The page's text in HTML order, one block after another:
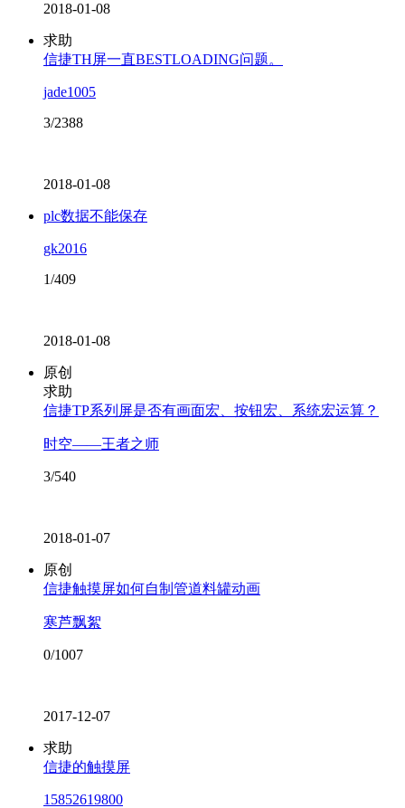
2018-01-08
求助
信捷TH屏一直BESTLOADING问题。
jade1005
3/2388
2018-01-08
plc数据不能保存
gk2016
1/409
2018-01-08
原创
求助
信捷TP系列屏是否有画面宏、按钮宏、系统宏运算？
时空——王者之师
3/540
2018-01-07
原创
信捷触摸屏如何自制管道料罐动画
寒芦飘絮
0/1007
2017-12-07
求助
信捷的触摸屏
15852619800